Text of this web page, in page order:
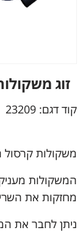
זוג משקולות
קוד דגם: 23209
משקולות קרסול
המשקולות
מחזקות את
ניתן לחבר את